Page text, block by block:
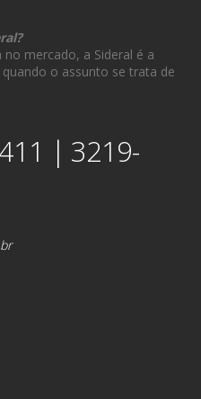
mercado, a Sideral é a
o assunto se trata de
| 3219-